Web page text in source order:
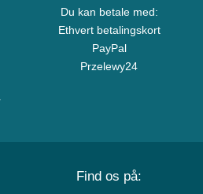
Du kan betale med:
Ethvert betalingskort
PayPal
Przelewy24
Find os på: